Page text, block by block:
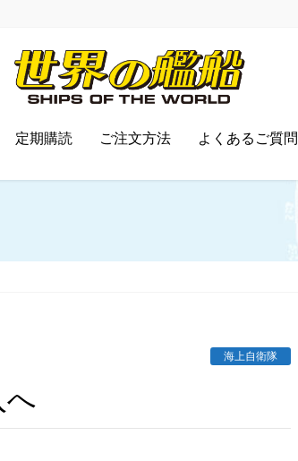
定期購読 ご注文方法 よくあるご質問
海上自衛隊
へ